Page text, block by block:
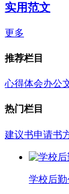
实用范文
更多
推荐栏目
心得体会办公
热门栏目
建议书申请书
学校后